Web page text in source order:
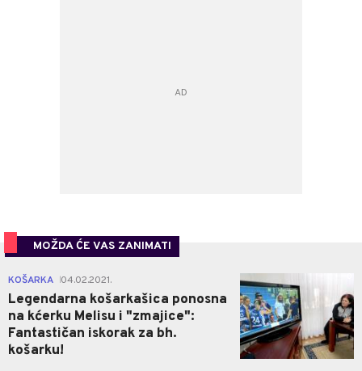
MOŽDA ĆE VAS ZANIMATI
KOŠARKA 04.02.2021.
Legendarna košarkašica ponosna
na kćerku Melisu i "zmajice":
Fantastičan iskorak za bh.
košarku!